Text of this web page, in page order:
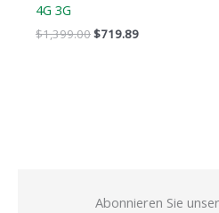
4G 3G
$1,399.00$719.89
Abonnieren Sie